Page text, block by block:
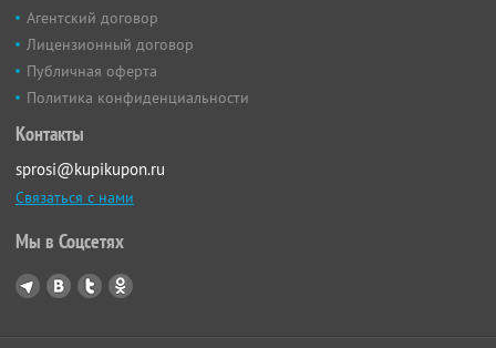
Агентский договор
Лицензионный договор
Публичная оферта
Политика конфиденциальности
Контакты
sprosi@kupikupon.ru
Связаться с нами
Мы в Соцсетях